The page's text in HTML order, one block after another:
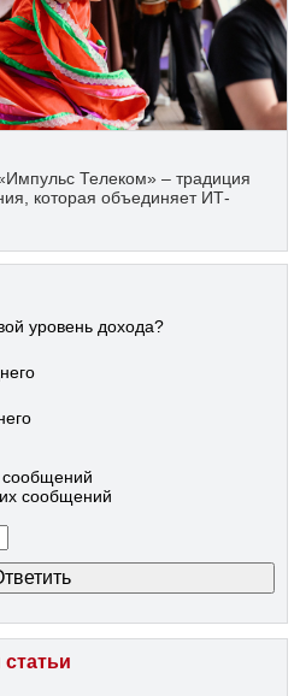
Телеком» – традиция
которая объединяет ИТ-
уровень дохода?
сообщений